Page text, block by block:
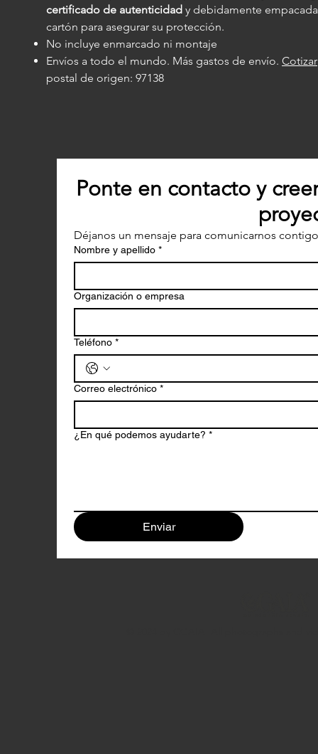
certificado de autenticidad y debidamente
cartón para asegurar su protección.
No incluye enmarcado ni montaje
Envíos a todo el mundo. Más gastos de envío. Cotizar
postal de origen: 97138
Ponte en contacto y
Déjanos un mensaje para comunicarnos
Nombre y apellido *
Organización o empresa
Teléfono *
Correo electrónico *
¿En qué podemos ayudarte? *
Enviar